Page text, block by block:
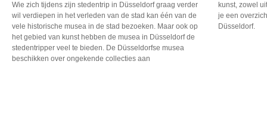
Wie zich tijdens zijn stedentrip in Düsseldorf graag verder
wil verdiepen in het verleden van de stad kan één van de
vele historische musea in de stad bezoeken. Maar ook op
het gebied van kunst hebben de musea in Düsseldorf de
stedentripper veel te bieden. De Düsseldorfse musea
beschikken over ongekende collecties aan
kunst, zowel
je een
Düsseldorf.